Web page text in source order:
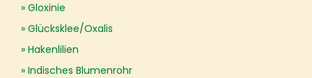
Gloxinie
Glücksklee/Oxalis
Hakenlilien
Indisches Blumenrohr